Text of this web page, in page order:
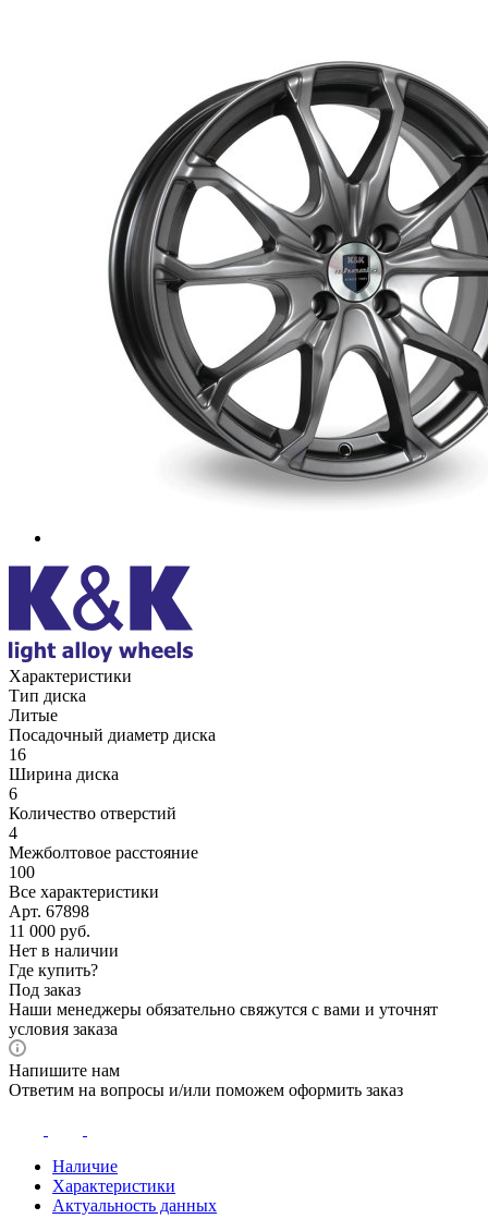
Характеристики
Тип диска
Литые
Посадочный диаметр диска
16
Ширина диска
6
Количество отверстий
4
Межболтовое расстояние
100
Все характеристики
Арт. 67898
11 000 руб.
Нет в наличии
Где купить?
Под заказ
Наши менеджеры обязательно свяжутся с вами и уточнят
условия заказа
Напишите нам
Ответим на вопросы и/или поможем оформить заказ
Наличие
Характеристики
Актуальность данных